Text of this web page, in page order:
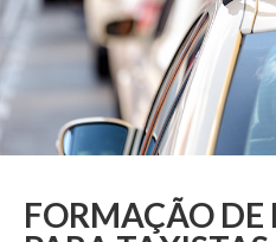
FORMAÇÃO DE